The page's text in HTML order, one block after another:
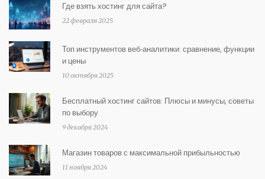
Где взять хостинг для сайта?
22 февраля 2025
Топ инструментов веб‑аналитики: сравнение, функции
и цены
10 октября 2025
Бесплатный хостинг сайтов: Плюсы и минусы, советы
по выбору
9 декабря 2024
Магазин товаров с максимальной прибыльностью
11 ноября 2024